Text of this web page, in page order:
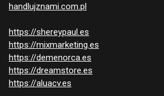
handlujznami.com.pl
https://shereypaul.es
https://mixmarketing.es
https://demenorca.es
https://dreamstore.es
https://aluacv.es